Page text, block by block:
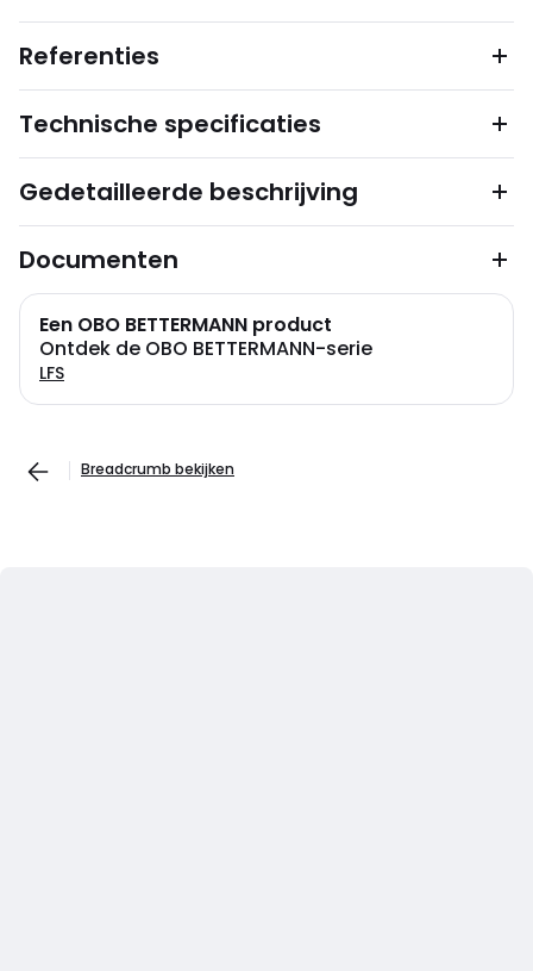
Referenties
Technische specificaties
Gedetailleerde beschrijving
Documenten
Een OBO BETTERMANN product
Ontdek de OBO BETTERMANN-serie
LFS
Breadcrumb bekijken